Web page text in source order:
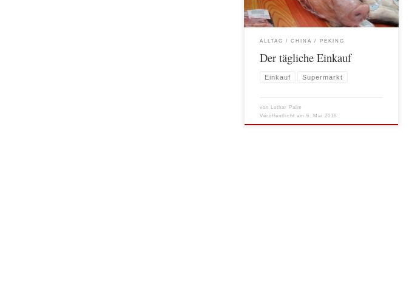
das noch in Deutschland, in Europa? Da gab
es die Discounter, wie Aldi, Lidl und Co. und
die „Anderen“, […]
ALLTAG CHINA PEKING
Der tägliche Einkauf
Einkauf Supermarkt
vonLothar Palm
Veröffentlicht am6. Mai 2016